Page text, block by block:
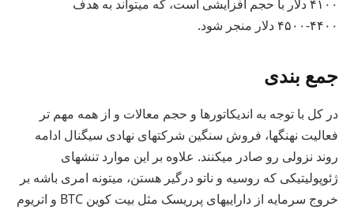
۴۱۰۰ دلار با حجم افزایشی است، که میتواند به هدف
۴۴۰۰-۴۵۰۰ دلار منجر شود.
جمع بندی
در کل با توجه به اندیکاتورها و حجم معالات و از همه مهم تر
فعالیت نهنگها، فروش سنگین شرکتهای نهادی سیگنال ادامه
روند نزولی رو صادر میکنند. علاوه بر این موارد تنشهای
ژئوپولیتیکی که روسیه و ناتو درگیر هستن، میتونه امری باشه بر
خروج سرمایه از داراییهای پرریسک مثل بیت کوین BTC و اتریوم